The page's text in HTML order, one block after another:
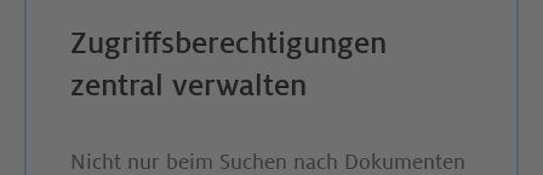
Zugriffsberechtigungen
zentral verwalten
Nicht nur beim Suchen nach Dokumenten